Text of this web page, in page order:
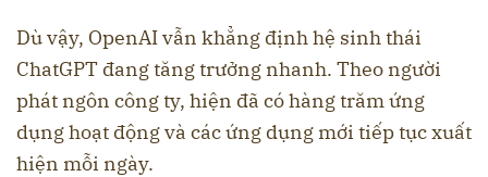
Dù vậy, OpenAI vẫn khẳng định hệ sinh thái
ChatGPT đang tăng trưởng nhanh. Theo người
phát ngôn công ty, hiện đã có hàng trăm ứng
dụng hoạt động và các ứng dụng mới tiếp tục xuất
hiện mỗi ngày.